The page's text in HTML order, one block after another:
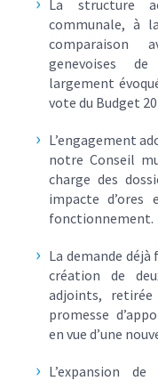
La structure
communale, à
comparaison
genevoises
largement
vote du Budget
L’engagement
notre Conseil
charge des
impacte
fonctionnement.
La demande
création de
adjoints,
promesse
en vue d’une
L’expansion